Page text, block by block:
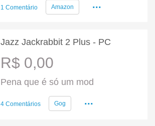
1 Comentário Amazon ...
Jazz Jackrabbit 2 Plus - PC
R$ 0,00
Pena que é só um mod
4 Comentários Gog ...